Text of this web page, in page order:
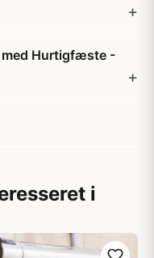
med Hurtigfæste -
i